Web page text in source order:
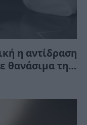
η αντίδραση
θανάσιμα τη
μου…»